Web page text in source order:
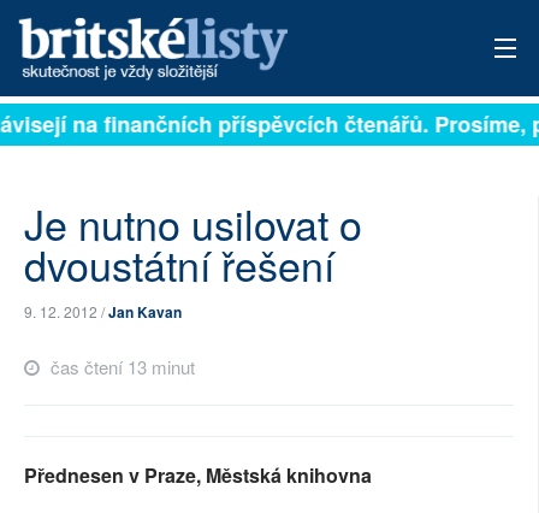
PŘIHLÁSIT
ARCHIV
na finančních příspěvcích čtenářů. Prosíme,
Je nutno usilovat o
dvoustátní řešení
9. 12. 2012 /Jan Kavan
čas čtení 13 minut
Přednesen v Praze, Městská knihovna